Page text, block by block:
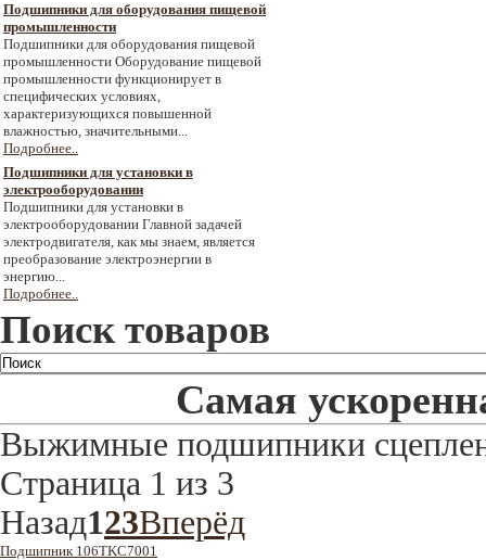
Подшипники для оборудования пищевой
промышленности
Подшипники для оборудования пищевой
промышленности Оборудование пищевой
промышленности функционирует в
специфических условиях,
характеризующихся повышенной
влажностью, значительными...
Подробнее..
Подшипники для установки в
электрооборудовании
Подшипники для установки в
электрооборудовании Главной задачей
электродвигателя, как мы знаем, является
преобразование электроэнергии в
энергию...
Подробнее..
Поиск товаров
Самая
Выжимные подшипники
Страница 1 из 3
Назад123Вперёд
Подшипник 106TKC7001